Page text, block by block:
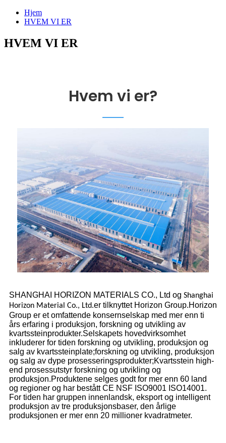
Hjem
HVEM VI ER
HVEM VI ER
Hvem vi er?
SHANGHAI HORIZON MATERIALS CO., Ltd og Shanghai
Horizon Material Co., Ltd.er tilknyttet Horizon Group.Horizon
Group er et omfattende konsernselskap med mer enn ti
års erfaring i produksjon, forskning og utvikling av
kvartssteinprodukter.Selskapets hovedvirksomhet
inkluderer for tiden forskning og utvikling, produksjon og
salg av kvartssteinplate;forskning og utvikling, produksjon
og salg av dype prosesseringsprodukter;Kvartsstein high-
end prosessutstyr forskning og utvikling og
produksjon.Produktene selges godt for mer enn 60 land
og regioner og har bestått CE NSF ISO9001 ISO14001.
For tiden har gruppen innenlandsk, eksport og intelligent
produksjon av tre produksjonsbaser, den årlige
produksjonen er mer enn 20 millioner kvadratmeter.